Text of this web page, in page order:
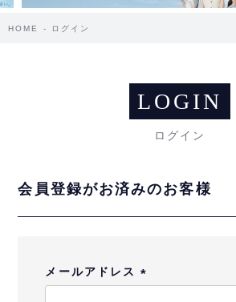
HOME ログイン
LOGIN
ログイン
会員登録がお済みのお客様
メールアドレス